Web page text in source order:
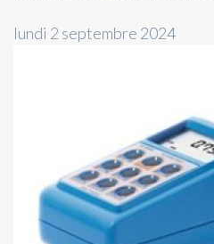
lundi 2 septembre 2024